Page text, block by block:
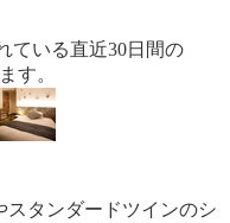
ている直近30日間の
す。
スタンダードツインのシ